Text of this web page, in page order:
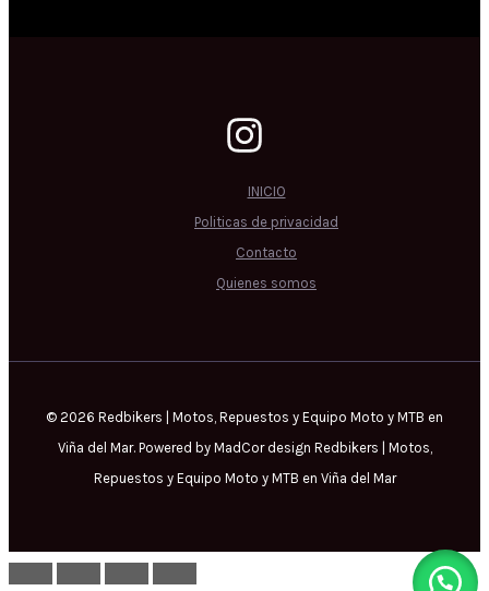
INICIO
Politicas de privacidad
Contacto
Quienes somos
© 2026 Redbikers | Motos, Repuestos y Equipo Moto y MTB en
Viña del Mar. Powered by MadCor design Redbikers | Motos,
Repuestos y Equipo Moto y MTB en Viña del Mar